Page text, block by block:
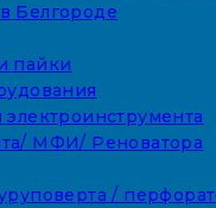
Белгороде
пайки
МФИ/ Реноватора
/